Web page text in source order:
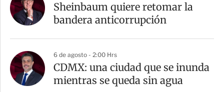
Sheinbaum quiere retomar la
bandera anticorrupción
6 de agosto - 2:00 Hrs
CDMX: una ciudad que se inunda
mientras se queda sin agua